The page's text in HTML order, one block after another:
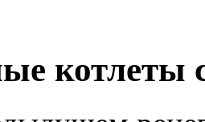
котлеты